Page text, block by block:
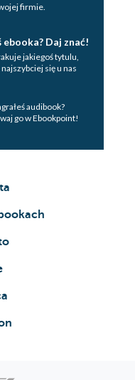
firmie.
Daj znać!
jakiegoś tytulu,
się u nas
audibook?
go w Ebookpoint!